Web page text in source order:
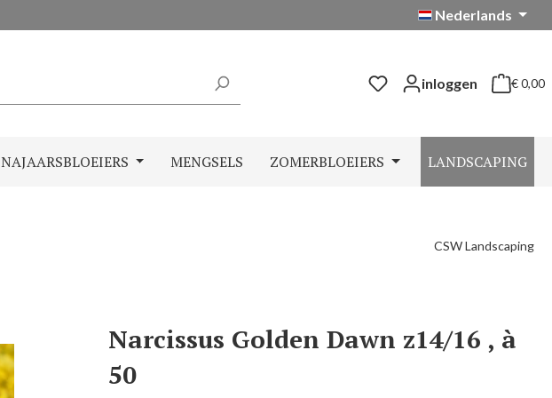
Nederlands
inloggen € 0,00
NAJAARSBLOEIERS MENGSELS ZOMERBLOEIERS LANDSCAPING
CSW Landscaping
Narcissus Golden Dawn z14/16 , à
50